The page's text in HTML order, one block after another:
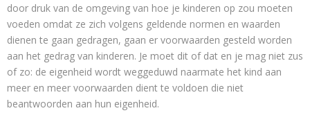
door druk van de omgeving van hoe je kinderen op zou moeten
voeden omdat ze zich volgens geldende normen en waarden
dienen te gaan gedragen, gaan er voorwaarden gesteld worden
aan het gedrag van kinderen. Je moet dit of dat en je mag niet zus
of zo: de eigenheid wordt weggeduwd naarmate het kind aan
meer en meer voorwaarden dient te voldoen die niet
beantwoorden aan hun eigenheid.